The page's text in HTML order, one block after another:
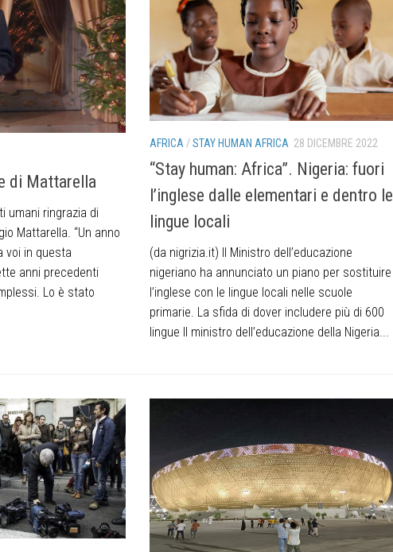
di Mattarella
umani ringrazia di
Mattarella. “Un anno
voi in questa
anni precedenti
Lo è stato
AFRICA /STAY HUMAN AFRICA 28 DICEMBRE 2022
“Stay human: Africa”. Nigeria: fuori
l’inglese dalle elementari e dentro le
lingue locali
(da nigrizia.it) Il Ministro dell’educazione
nigeriano ha annunciato un piano per sostituire
l’inglese con le lingue locali nelle scuole
primarie. La sfida di dover includere più di 600
lingue Il ministro dell’educazione della Nigeria...